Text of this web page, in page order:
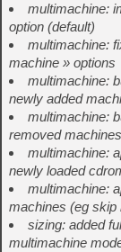
multimachine:
option (default)
multimachine:
machine » options
multimachine:
newly added
multimachine:
removed machines
multimachine:
newly loaded
multimachine:
machines (eg skip
sizing: added
multimachine